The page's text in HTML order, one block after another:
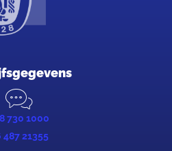
730 1000
487 21355